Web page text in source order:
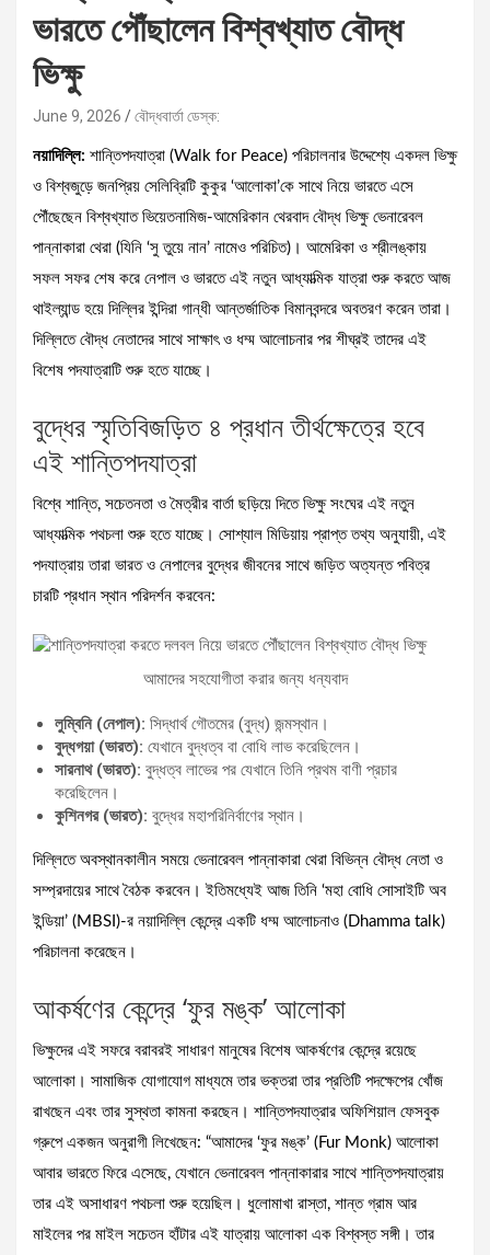
ভারতে পৌঁছালেন বিশ্বখ্যাত বৌদ্ধ
ভিক্ষু
June 9, 2026 বৌদ্ধবার্তা ডেস্ক:
নয়াদিল্লি: শান্তিপদযাত্রা (Walk for Peace) পরিচালনার উদ্দেশ্যে একদল ভিক্ষু
ও বিশ্বজুড়ে জনপ্রিয় সেলিব্রিটি কুকুর ‘আলোকা’কে সাথে নিয়ে ভারতে এসে
পৌঁছেছেন বিশ্বখ্যাত ভিয়েতনামিজ-আমেরিকান থেরবাদ বৌদ্ধ ভিক্ষু ভেনারেবল
পান্নাকারা থেরা (যিনি ‘সু তুয়ে নান’ নামেও পরিচিত)। আমেরিকা ও শ্রীলঙ্কায়
সফল সফর শেষ করে নেপাল ও ভারতে এই নতুন আধ্যাত্মিক যাত্রা শুরু করতে আজ
থাইল্যান্ড হয়ে দিল্লির ইন্দিরা গান্ধী আন্তর্জাতিক বিমানবন্দরে অবতরণ করেন তারা।
দিল্লিতে বৌদ্ধ নেতাদের সাথে সাক্ষাৎ ও ধম্ম আলোচনার পর শীঘ্রই তাদের এই
বিশেষ পদযাত্রাটি শুরু হতে যাচ্ছে।
বুদ্ধের স্মৃতিবিজড়িত ৪ প্রধান তীর্থক্ষেত্রে হবে
এই শান্তিপদযাত্রা
বিশ্বে শান্তি, সচেতনতা ও মৈত্রীর বার্তা ছড়িয়ে দিতে ভিক্ষু সংঘের এই নতুন
আধ্যাত্মিক পথচলা শুরু হতে যাচ্ছে। সোশ্যাল মিডিয়ায় প্রাপ্ত তথ্য অনুযায়ী, এই
পদযাত্রায় তারা ভারত ও নেপালের বুদ্ধের জীবনের সাথে জড়িত অত্যন্ত পবিত্র
চারটি প্রধান স্থান পরিদর্শন করবেন:
আমাদের সহযোগীতা করার জন্য ধন্যবাদ
লুম্বিনি (নেপাল): সিদ্ধার্থ গৌতমের (বুদ্ধ) জন্মস্থান।
বুদ্ধগয়া (ভারত): যেখানে বুদ্ধত্ব বা বোধি লাভ করেছিলেন।
সারনাথ (ভারত): বুদ্ধত্ব লাভের পর যেখানে তিনি প্রথম বাণী প্রচার
করেছিলেন।
কুশিনগর (ভারত): বুদ্ধের মহাপরিনির্বাণের স্থান।
দিল্লিতে অবস্থানকালীন সময়ে ভেনারেবল পান্নাকারা থেরা বিভিন্ন বৌদ্ধ নেতা ও
সম্প্রদায়ের সাথে বৈঠক করবেন। ইতিমধ্যেই আজ তিনি ‘মহা বোধি সোসাইটি অব
ইন্ডিয়া’ (MBSI)-র নয়াদিল্লি কেন্দ্রে একটি ধম্ম আলোচনাও (Dhamma talk)
পরিচালনা করেছেন।
আকর্ষণের কেন্দ্রে ‘ফুর মঙ্ক’ আলোকা
ভিক্ষুদের এই সফরে বরাবরই সাধারণ মানুষের বিশেষ আকর্ষণের কেন্দ্রে রয়েছে
আলোকা। সামাজিক যোগাযোগ মাধ্যমে তার ভক্তরা তার প্রতিটি পদক্ষেপের খোঁজ
রাখছেন এবং তার সুস্থতা কামনা করছেন। শান্তিপদযাত্রার অফিশিয়াল ফেসবুক
গ্রুপে একজন অনুরাগী লিখেছেন: “আমাদের ‘ফুর মঙ্ক’ (Fur Monk) আলোকা
আবার ভারতে ফিরে এসেছে, যেখানে ভেনারেবল পান্নাকারার সাথে শান্তিপদযাত্রায়
তার এই অসাধারণ পথচলা শুরু হয়েছিল। ধুলোমাখা রাস্তা, শান্ত গ্রাম আর
মাইলের পর মাইল সচেতন হাঁটার এই যাত্রায় আলোকা এক বিশ্বস্ত সঙ্গী। তার